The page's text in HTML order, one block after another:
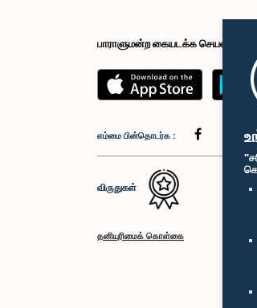
பாராளுமன்ற கையடக்க செயலி
எம்மை பின்தொடர்க :
விருதுகள்
தனியுரிமைக் கொள்கை